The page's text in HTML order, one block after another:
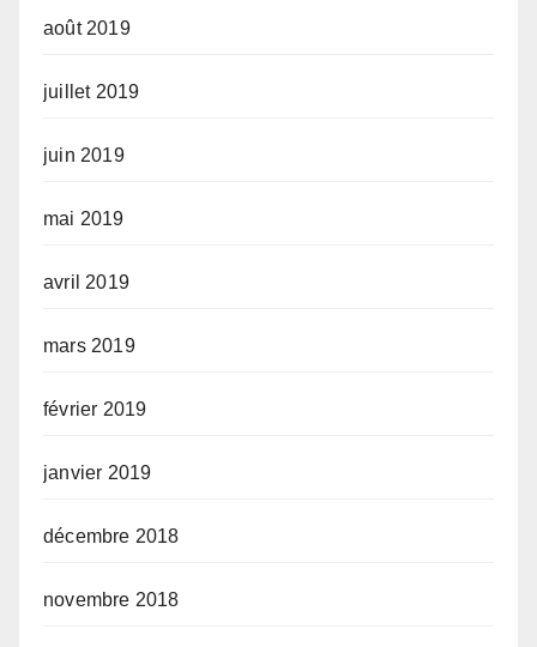
août 2019
juillet 2019
juin 2019
mai 2019
avril 2019
mars 2019
février 2019
janvier 2019
décembre 2018
novembre 2018